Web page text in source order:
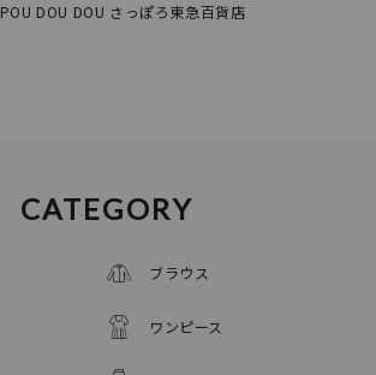
POU DOU DOU さっぽろ東急百貨店
CATEGORY
ブラウス
ワンピース